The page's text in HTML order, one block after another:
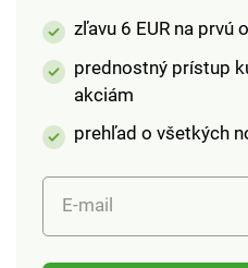
zľavu 6 EUR na prvú
prednostný prístup
akciám
prehľad o všetkých
E-mail